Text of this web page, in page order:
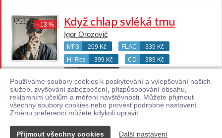
Používáme soubory cookies k poskytování a vylepšování našich
služeb, zvyšování zabezpečení, přizpůsobování obsahu,
reklamním účelům a měření návštěvnosti. Můžete přijmout
všechny soubory cookies nebo provést podrobné nastavení.
Změnu preferencí můžete kdykoli upravit.
Přijmout všechny cookies Další nastavení
- 13 % Když chlap svléká tmu
Igor Orozovič
MP3 269 Kč FLAC
339 Kč
Hi-Res
399 Kč CD
389 Kč
1 / 5 →